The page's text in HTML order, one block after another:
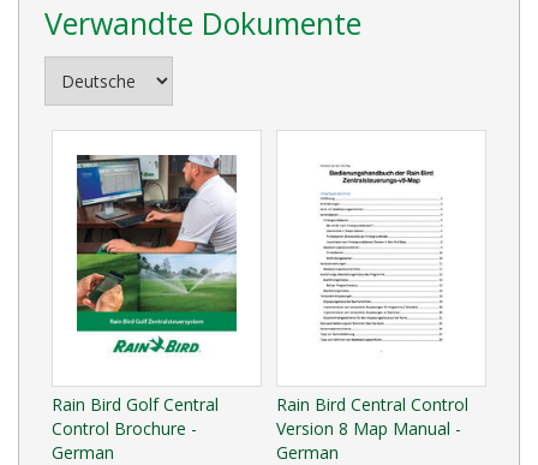
Verwandte Dokumente
Rain Bird Golf Central
Control Brochure -
German
Rain Bird Central Control
Version 8 Map Manual -
German